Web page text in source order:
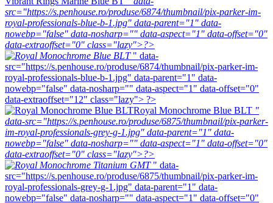
src="https://s.penhouse.ro/produse/6874/thumbnail/pix-parker-im-
royal-professionals-blue-b-1.jpg" data-parent="1" data-
nowebp="false" data-nosharp="" data-aspect="1" data-offset="0"
data-extraoffset="0" class="lazy">?>
" data-
src="https://s.penhouse.ro/produse/6874/thumbnail/pix-parker-im-
royal-professionals-blue-b-1.jpg" data-parent="1" data-
nowebp="false" data-nosharp="" data-aspect="1" data-offset="0"
data-extraoffset="12" class="lazy"> ?>
Royal Monochrome Blue BLT "
data-src="https://s.penhouse.ro/produse/6875/thumbnail/pix-parker-
im-royal-professionals-grey-g-1.jpg" data-parent="1" data-
nowebp="false" data-nosharp="" data-aspect="1" data-offset="0"
data-extraoffset="0" class="lazy">?>
" data-
src="https://s.penhouse.ro/produse/6875/thumbnail/pix-parker-im-
royal-professionals-grey-g-1.jpg" data-parent="1" data-
nowebp="false" data-nosharp="" data-aspect="1" data-offset="0"